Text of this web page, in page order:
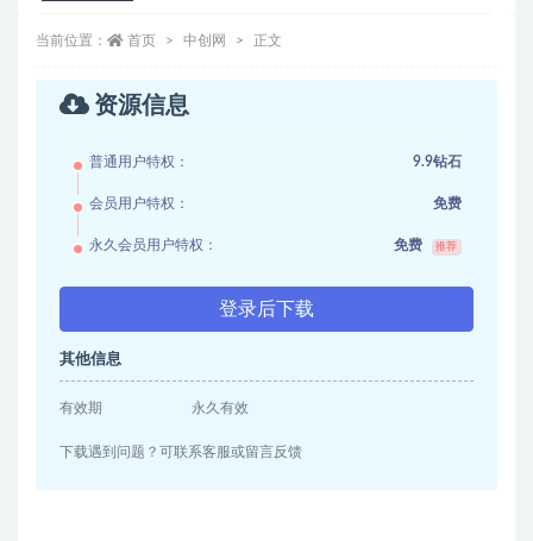
当前位置： 首页 中创网 正文
资源信息
普通用户特权： 9.9钻石
会员用户特权： 免费
永久会员用户特权： 免费 推荐
登录后下载
其他信息
有效期 永久有效
下载遇到问题？可联系客服或留言反馈